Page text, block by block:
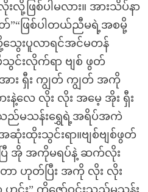
ြစ်ပါမလား။ အားသိပ်နာ
”“ဖြစ်ပါတယ်ညီမရဲ့အစမို့
သွေးပူလာရင်အင်မတန်
သွင်းလိုက်ရာ ဗျစ် ဖွတ်
အား ရှီး ကျွတ် ကျွတ် အကို
ားနဲ့လေ လိုး လိုး အမေ့ အိုး ရှီး
သည်မသန်းရွှေရဲ့အရိပ်အကဲ
းထိုးသွင်းရာ။ဗျစ်ဗျစ်ဖွတ်
ြီ အို အကိုမရပ်နဲ့ ဆက်လိုး
ာ ဟုတ်ပြီး အကို လိုး လိုး
င်း” ကိုဇော်ဝင်းသည်မသန်း